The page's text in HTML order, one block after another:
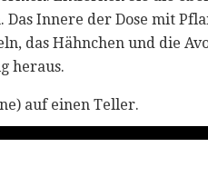
Innere der Dose mit
das Hähnchen und die
heraus.
auf einen Teller.